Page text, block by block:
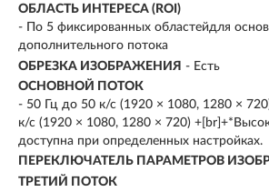
ОБЛАСТЬ ИНТЕРЕСА (ROI)
- По 5 фиксированных областейдля
дополнительного потока
ОБРЕЗКА ИЗОБРАЖЕНИЯ - Есть
ОСНОВНОЙ ПОТОК
- 50 Гц до 50 к/с (1920 × 1080, 1280 ×
к/с (1920 × 1080, 1280 × 720)
доступна при определенных настройках.
ПЕРЕКЛЮЧАТЕЛЬ ПАРАМЕТРОВ
ТРЕТИЙ ПОТОК